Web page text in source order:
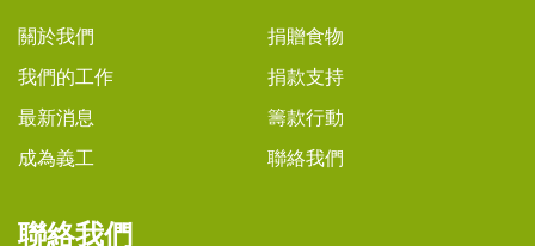
關於我們
我們的工作
最新消息
成為義工
捐贈食物
捐款支持
籌款行動
聯絡我們
聯絡我們